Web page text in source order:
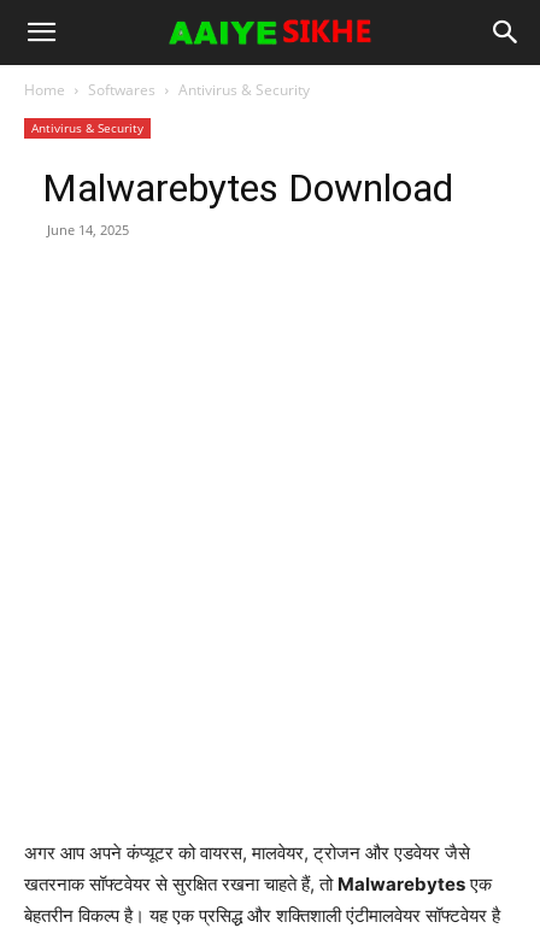
Home Softwares Antivirus & Security
Antivirus & Security
Malwarebytes Download
June 14, 2025
अगर आप अपने कंप्यूटर को वायरस, मालवेयर, ट्रोजन और एडवेयर जैसे
खतरनाक सॉफ्टवेयर से सुरक्षित रखना चाहते हैं, तो Malwarebytesएक
बेहतरीन विकल्प है। यह एक प्रसिद्ध और शक्तिशाली एंटीमालवेयर सॉफ्टवेयर है